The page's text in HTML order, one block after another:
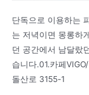
단독으로 이용하는
는 저녁이면 몽롱하
던 공간에서 남달랐
습니다.01.카페
돌산로 3155-1